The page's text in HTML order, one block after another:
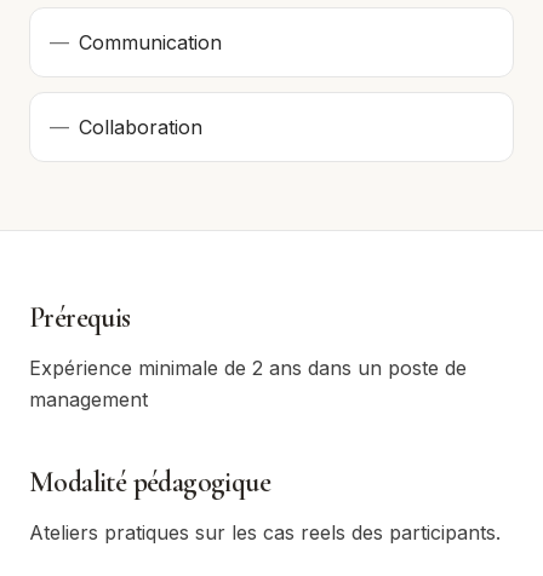
— Communication
— Collaboration
Prérequis
Expérience minimale de 2 ans dans un poste de
management
Modalité pédagogique
Ateliers pratiques sur les cas reels des participants.